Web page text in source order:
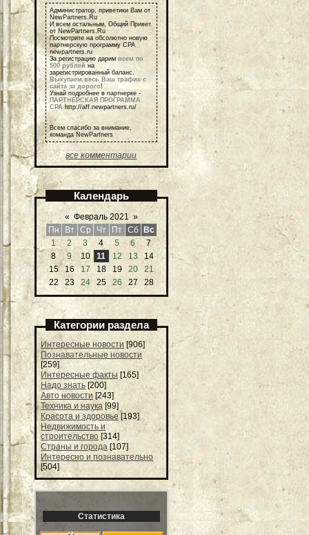
Администратор, приветики Вам от
NewPartners.Ru
И всем остальным, Общий Привет
от NewPartners.Ru
Посмотрите на обсолютно новую
партнерскую программу СРА
newpartners.ru
За регистрацию дарим всем по
500 рублей на
зарегистрированный баланс.
Выкупаем весь Ваш трафик с
сайта за дорого !
Узнай подробнее в партнерке -
ПАРТНЕРСКАЯ ПРОГРАММА
СРА http://aff.newpartners.ru/
Всем спасибо за внимание,
команда NewPartners
все комментарии
Календарь
« Февраль 2021 »
Пн
Вт Ср Чт Пт Сб Вс
1
2 3 4 5 6
7
8
9 10 11 12 13
14
15
16 17 18 19 20
21
22
23 24 25 26 27 28
Категории раздела
Интересные новости [906]
Познавательные новости
[259]
Интересные факты [165]
Надо знать [200]
Авто новости [243]
Техника и наука [99]
Красота и здоровье [193]
Недвижимость и
строительство [314]
Страны и города [107]
Интересно и познавательно
[504]
Статистика